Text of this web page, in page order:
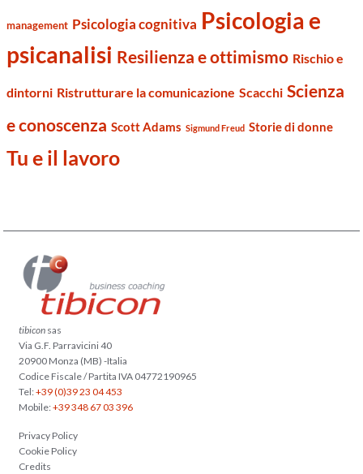
management Psicologia cognitiva Psicologia e
psicanalisi Resilienza e ottimismo Rischio e
dintorni Ristrutturare la comunicazione Scacchi Scienza
e conoscenza Scott Adams Sigmund Freud Storie di donne
Tu e il lavoro
tibicon sas
Via G.F. Parravicini 40
20900 Monza (MB) -Italia
Codice Fiscale / Partita IVA 04772190965
Tel:+39 (0)39 23 04 453
Mobile:+39 348 67 03 396
Privacy Policy
Cookie Policy
Credits